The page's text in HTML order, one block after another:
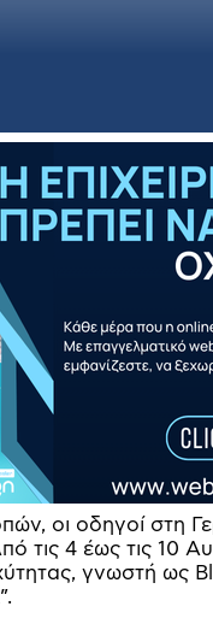
οι οδηγοί στη
τις 4 έως τις 10
γνωστή ως